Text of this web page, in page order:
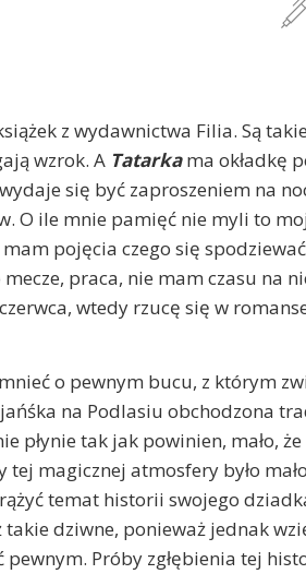
z wydawnictwa Filia. Są
wzrok. A Tatarkama okładkę
się być zaproszeniem na
O ile mnie pamięć nie myli to
mam pojęcia czego się
praca, nie mam czasu na
wtedy rzucę się w
o pewnym bucu, z którym
na Podlasiu obchodzona
płynie tak jak powinien, mało,
tej magicznej atmosfery było
temat historii swojego
takie dziwne, ponieważ jednak
pewnym. Próby zgłębienia tej